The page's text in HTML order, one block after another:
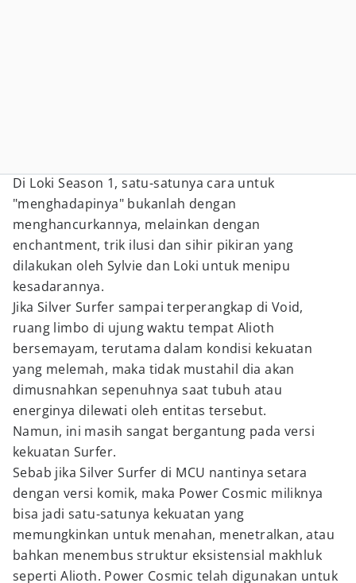
Di Loki Season 1, satu-satunya cara untuk
"menghadapinya" bukanlah dengan
menghancurkannya, melainkan dengan
enchantment, trik ilusi dan sihir pikiran yang
dilakukan oleh Sylvie dan Loki untuk menipu
kesadarannya.
Jika Silver Surfer sampai terperangkap di Void,
ruang limbo di ujung waktu tempat Alioth
bersemayam, terutama dalam kondisi kekuatan
yang melemah, maka tidak mustahil dia akan
dimusnahkan sepenuhnya saat tubuh atau
energinya dilewati oleh entitas tersebut.
Namun, ini masih sangat bergantung pada versi
kekuatan Surfer.
Sebab jika Silver Surfer di MCU nantinya setara
dengan versi komik, maka Power Cosmic miliknya
bisa jadi satu-satunya kekuatan yang
memungkinkan untuk menahan, menetralkan, atau
bahkan menembus struktur eksistensial makhluk
seperti Alioth. Power Cosmic telah digunakan untuk